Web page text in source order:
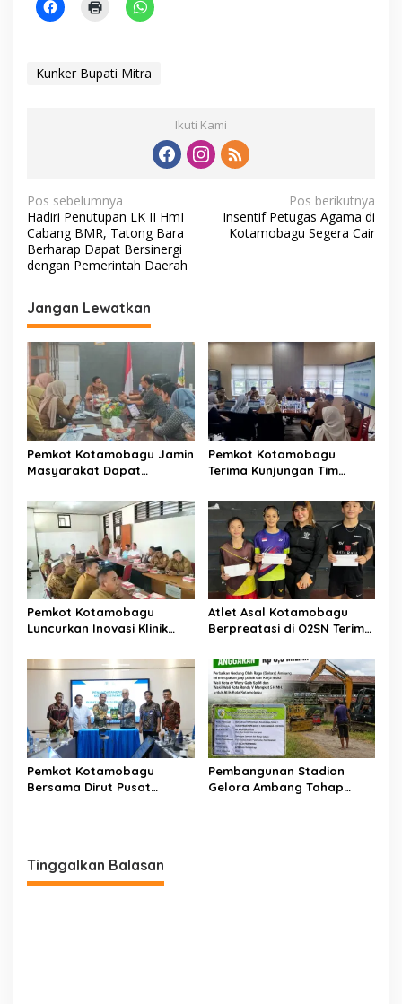
Kunker Bupati Mitra
Ikuti Kami
N
a
v
i
g
a
s
i
p
o
s
Pos sebelumnya
Hadiri Penutupan LK II HmI
Cabang BMR, Tatong Bara
Berharap Dapat Bersinergi
dengan Pemerintah Daerah
Pos berikutnya
Insentif Petugas Agama di
Kotamobagu Segera Cair
Jangan Lewatkan
Pemkot Kotamobagu Jamin
Masyarakat Dapat
Pemkot Kotamobagu
Terima Kunjungan Tim
Pemkot Kotamobagu
Luncurkan Inovasi Klinik
Atlet Asal Kotamobagu
Berpreatasi di O2SN Terima
Pemkot Kotamobagu
Bersama Dirut Pusat
Pembangunan Stadion
Gelora Ambang Tahap
Tinggalkan Balasan